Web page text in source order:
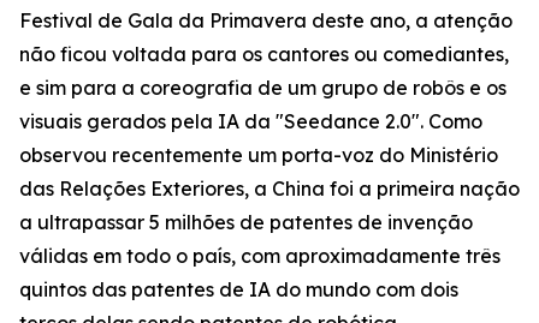
Festival de Gala da Primavera deste ano, a atenção
não ficou voltada para os cantores ou comediantes,
e sim para a coreografia de um grupo de robôs e os
visuais gerados pela IA da "Seedance 2.0". Como
observou recentemente um porta-voz do Ministério
das Relações Exteriores, a China foi a primeira nação
a ultrapassar 5 milhões de patentes de invenção
válidas em todo o país, com aproximadamente três
quintos das patentes de IA do mundo com dois